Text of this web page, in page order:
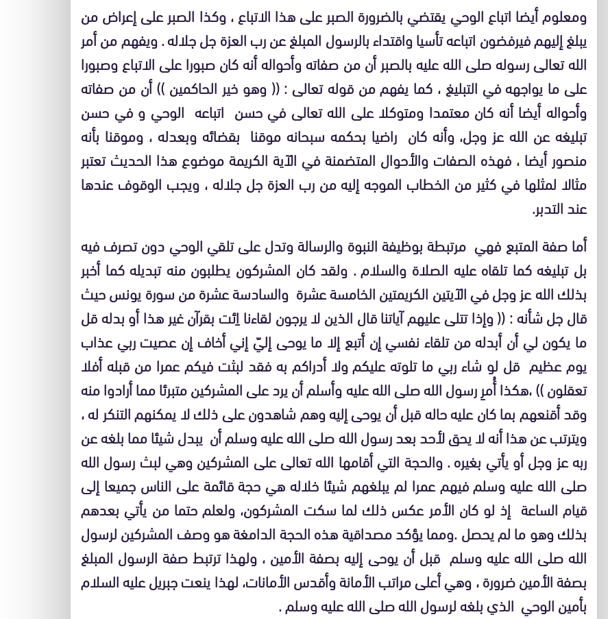
ومعلوم أيضا اتباع الوحي يقتضي بالضرورة الصبر على هذا الاتباع ، وكذا الصبر على إعراض من
يبلغ إليهم فيرفضون اتباعه تأسيا واقتداء بالرسول المبلغ عن رب العزة جل جلاله . ويفهم من أمر
الله تعالى رسوله صلى الله عليه بالصبر أن من صفاته وأحواله أنه كان صبورا على الاتباع وصبورا
على ما يواجهه في التبليغ ، كما يفهم من قوله تعالى :(( وهو خير الحاكمين)) أن من صفاته
وأحواله أيضا أنه كان معتمدا ومتوكلا على الله تعالى في حسن اتباعه الوحي و في حسن
تبليغه عن الله عز وجل، وأنه كان راضيا بحكمه سبحانه موقنا بقضائه وبعدله ، وموقنا بأنه
منصور أيضا ، فهذه الصفات والأحوال المتضمنة في الآية الكريمة موضوع هذا الحديث تعتبر
مثالا لمثلها في كثير من الخطاب الموجه إليه من رب العزة جل جلاله ، ويجب الوقوف عندها
عند التدبر.
أما صفة المتبع فهي مرتبطة بوظيفة النبوة والرسالة وتدل على تلقي الوحي دون تصرف فيه
بل تبليغه كما تلقاه عليه الصلاة والسلام . ولقد كان المشركون يطلبون منه تبديله كما أخبر
بذلك الله عز وجل في الآيتين الكريمتين الخامسة عشرة والسادسة عشرة من سورة يونس حيث
قال جل شأنه :(( وإذا تتلى عليهم آياتنا قال الذين لا يرجون لقاءنا اِئت بقرآن غير هذا أو بدله قل
ما يكون لي أن أبدله من تلقاء نفسي إن أتبع إلا ما يوحى إليّ إني أخاف إن عصيت ربي عذاب
يوم عظيم قل لو شاء ربي ما تلوته عليكم ولا أدراكم به فقد لبثت فيكم عمرا من قبله أفلا
تعقلون)) ،هكذا أُمرِ رسول الله صلى الله عليه وأسلم أن يرد على المشركين متبرئا مما أرادوا منه
وقد أقنعهم بما كان عليه حاله قبل أن يوحى إليه وهم شاهدون على ذلك لا يمكنهم التنكر له ،
ويترتب عن هذا أنه لا يحق لأحد بعد رسول الله صلى الله عليه وسلم أن يبدل شيئا مما بلغه عن
ربه عز وجل أو يأتي بغيره . والحجة التي أقامها الله تعالى على المشركين وهي لبث رسول الله
صلى الله عليه وسلم فيهم عمرا لم يبلغهم شيئا خلاله هي حجة قائمة على الناس جميعا إلى
قيام الساعة إذ لو كان الأمر عكس ذلك لما سكت المشركون، ولعلم حتما من يأتي بعدهم
بذلك وهو ما لم يحصل .ومما يؤكد مصداقية هذه الحجة الدامغة هو وصف المشركين لرسول
الله صلى الله عليه وسلم قبل أن يوحى إليه بصفة الأمين ، ولهذا ترتبط صفة الرسول المبلغ
بصفة الأمين ضرورة ، وهي أعلى مراتب الأمانة وأقدس الأمانات، لهذا ينعت جبريل عليه السلام
بأمين الوحي الذي بلغه لرسول الله صلى الله عليه وسلم .